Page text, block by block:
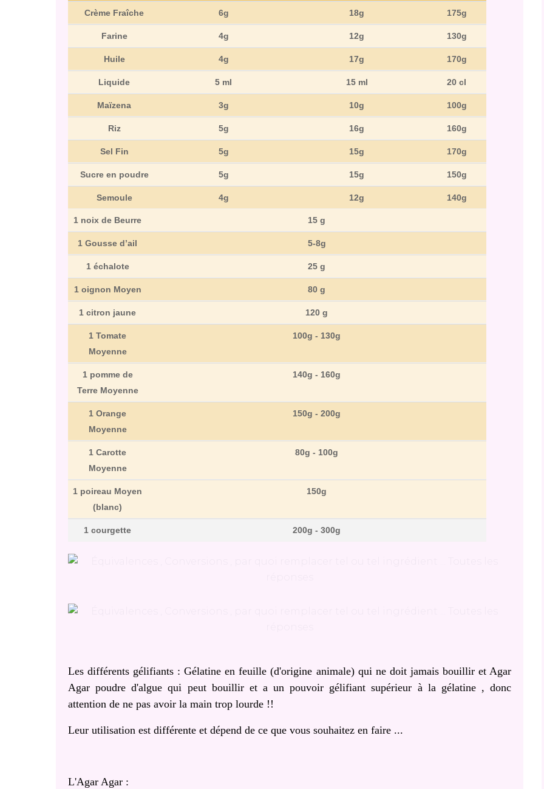
Crème Fraîche 6g 18g 175g
Farine 4g 12g 130g
Huile 4g 17g 170g
Liquide 5 ml 15 ml 20 cl
Maïzena 3g 10g 100g
Riz 5g 16g 160g
Sel Fin 5g 15g 170g
Sucre en poudre 5g 15g 150g
Semoule 4g 12g 140g
1 noix de Beurre 15 g
1 Gousse d’ail 5-8g
1 échalote 25 g
1 oignon Moyen 80 g
1 citron jaune 120 g
1 Tomate
Moyenne
100g - 130g
1 pomme de
Terre Moyenne
140g - 160g
1 Orange
Moyenne
150g - 200g
1 Carotte
Moyenne
80g - 100g
1 poireau Moyen
(blanc)
150g
1 courgette 200g - 300g
Les différents gélifiants : Gélatine en feuille (d'origine animale) qui ne doit jamais bouillir et Agar
Agar poudre d'algue qui peut bouillir et a un pouvoir gélifiant supérieur à la gélatine , donc
attention de ne pas avoir la main trop lourde !!
Leur utilisation est différente et dépend de ce que vous souhaitez en faire ...
L'Agar Agar :